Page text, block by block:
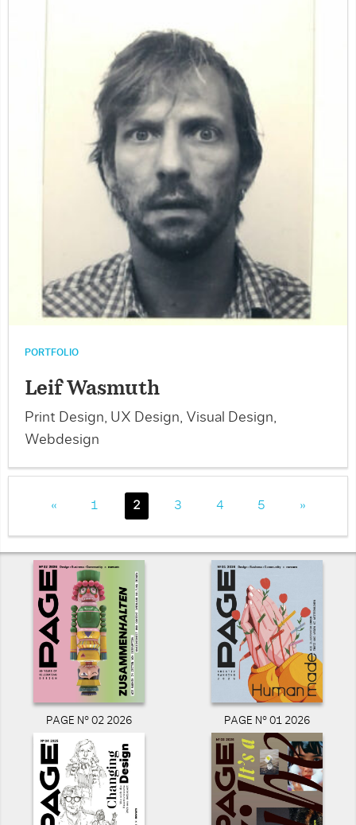
PORTFOLIO
Leif Wasmuth
Print Design, UX Design, Visual Design,
Webdesign
« 1 2 3 4 5 »
PAGE N° 02 2026 PAGE N° 01 2026